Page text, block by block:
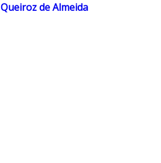
Queiroz de Almeida